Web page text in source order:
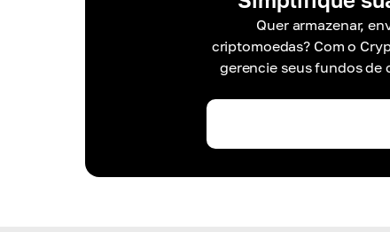
Quer armazenar,
criptomoedas? Com o
gerencie seus fundos de